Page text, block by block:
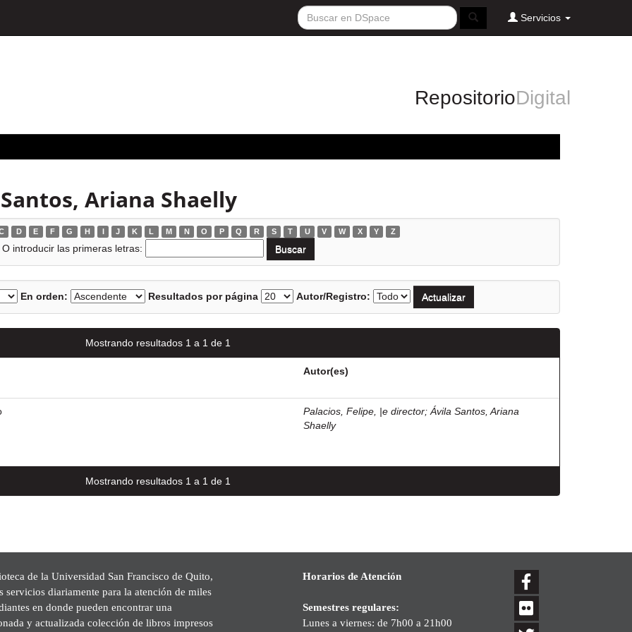
Servicios
RepositorioDigital
Ariana Shaelly
D E F G H I J K L M N O P Q R S T U V W X Y Z
O introducir las primeras letras:
En orden: Resultados por página Autor/Registro:
Mostrando resultados 1 a 1 de 1
Autor(es)
Palacios, Felipe, |e director; Ávila Santos, Ariana
Shaelly
Mostrando resultados 1 a 1 de 1
de la Universidad San Francisco de Quito,
servicios diariamente para la atención de miles
en donde pueden encontrar una
y actualizada colección de libros impresos
Horarios de Atención
Semestres regulares:
Lunes a viernes: de 7h00 a 21h00